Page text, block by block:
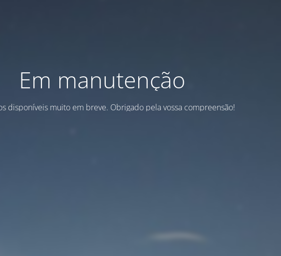
Em manutenção
disponíveis muito em breve. Obrigado pela vossa compreensão!